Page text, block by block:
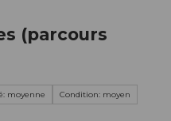
(parcours
moyenne
Condition: moyen